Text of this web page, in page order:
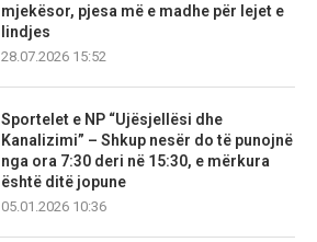
mjekësor, pjesa më e madhe për lejet e
lindjes
28.07.2026 15:52
Sportelet e NP “Ujësjellësi dhe
Kanalizimi” – Shkup nesër do të punojnë
nga ora 7:30 deri në 15:30, e mërkura
është ditë jopune
05.01.2026 10:36